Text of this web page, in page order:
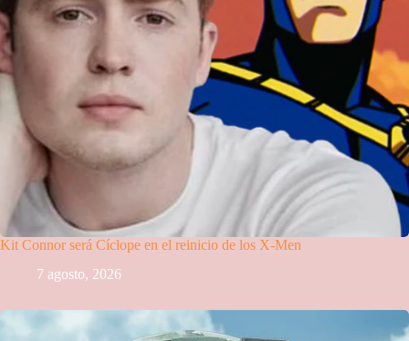
Kit Connor será Cíclope en el reinicio de los X-Men
7 agosto, 2026